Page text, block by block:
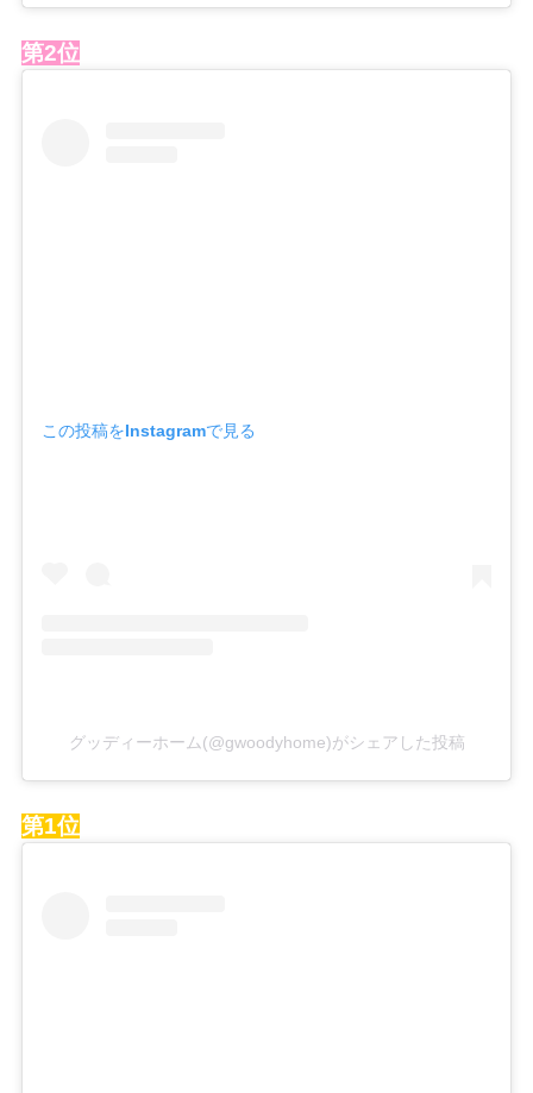
第2位
この投稿をInstagramで見る
グッディーホーム(@gwoodyhome)がシェアした投稿
第1位